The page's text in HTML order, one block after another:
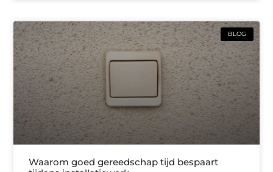
BLOG
Waarom goed gereedschap tijd bespaart